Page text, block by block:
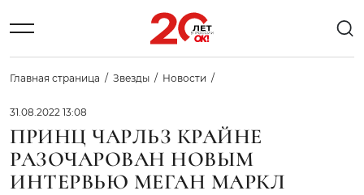
Главная страница Звезды Новости
31.08.2022 13:08
ПРИНЦ ЧАРЛЬЗ КРАЙНЕ
РАЗОЧАРОВАН НОВЫМ
ИНТЕРВЬЮ МЕГАН МАРКЛ